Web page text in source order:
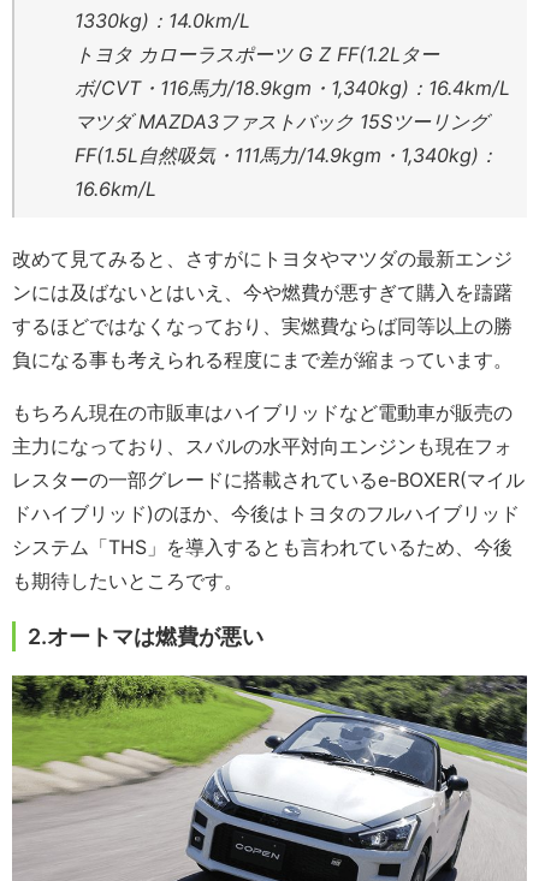
1330kg)：14.0km/L
トヨタ カローラスポーツ G Z FF(1.2Lター
ボ/CVT・116馬力/18.9kgm・1,340kg)：16.4km/L
マツダ MAZDA3ファストバック 15Sツーリング
FF(1.5L自然吸気・111馬力/14.9kgm・1,340kg)：
16.6km/L
改めて見てみると、さすがにトヨタやマツダの最新エンジ
ンには及ばないとはいえ、今や燃費が悪すぎて購入を躊躇
するほどではなくなっており、実燃費ならば同等以上の勝
負になる事も考えられる程度にまで差が縮まっています。
もちろん現在の市販車はハイブリッドなど電動車が販売の
主力になっており、スバルの水平対向エンジンも現在フォ
レスターの一部グレードに搭載されているe-BOXER(マイル
ドハイブリッド)のほか、今後はトヨタのフルハイブリッド
システム「THS」を導入するとも言われているため、今後
も期待したいところです。
2.オートマは燃費が悪い